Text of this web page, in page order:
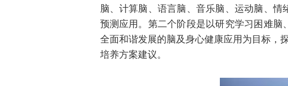
脑、计算脑、语言脑、音乐脑、运动脑、
预测应用。第二个阶段是以研究学习困难
全面和谐发展的脑及身心健康应用为目标，
培养方案建议。